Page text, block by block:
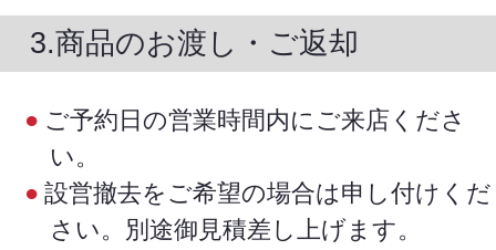
3.商品のお渡し・ご返却
ご予約日の営業時間内にご来店くださ
い。
設営撤去をご希望の場合は申し付けくだ
さい。別途御見積差し上げます。